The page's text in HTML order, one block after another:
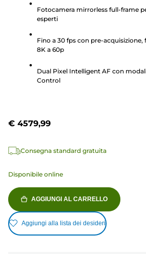
recensioni
Fotocamera mirrorless full-frame
esperti
Fino a 30 fps con pre-
8K a 60p
Dual Pixel Intelligent AF con
Control
€ 4579,99
Consegna standard gratuita
Disponibile online
AGGIUNGI AL CARRELLO
Aggiungi alla lista dei desideri